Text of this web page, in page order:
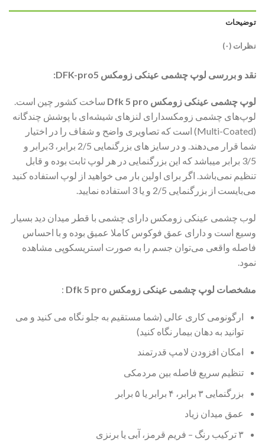
توضیحات
نظرات (۰)
نقد و بررسی لوپ چشمی عینکی زومکس DFK-pro5:
لوپ چشمی عینکی زومکس Dfk 5 pro
ساخت کشور چین است.
لوپ‌های چشمی زومکسدارای لنزهای شیشه‌ای با پوشش چندگانه
(Multi-Coated) است که تصاویری واضح و شفاف را در اختیار
شما قرار می‌دهند. و در سایز های بزرگنمایی 2/5 برابر، 3برابر و
3/5 برابر میباشد که این بزرگنمایی در هر لوپ ثابت بوده و قابل
تنظیم نمی‌باشد. اگر برای اولین بار می خواهید از لوپ استفاده کنید
می‌بایست از بزرگنمایی 2/5 و یا 3 استفاده نمایید.
لوب چشمی عینکی زومکس دارای چشمی با قطر میدان دید بسیار
وسیع است و دارای عمق فوکوس کاملا عمیق بوده و با احساس
فاصله واقعی می‌توان جسم را به صورت استریسکوپی مشاهده
نمود.
مشخصات لوپ چشمی عینکی زومکس Dfk 5 pro :
ارگونومی کاری عالی (شما مستقیم به جلو نگاه می کنید و می
توانید به دهان بیمار نگاه کنید)
امکان افزودن لامپ قدرتمند
تنظیم سریع فاصله بین مردمکی
بزرگنمایی ۳ برابر، ۴ برابر یا ۵ برابر
عمق میدان زیاد
۳ ترکیب رنگ – فریم قرمز، آبی یا برنزی